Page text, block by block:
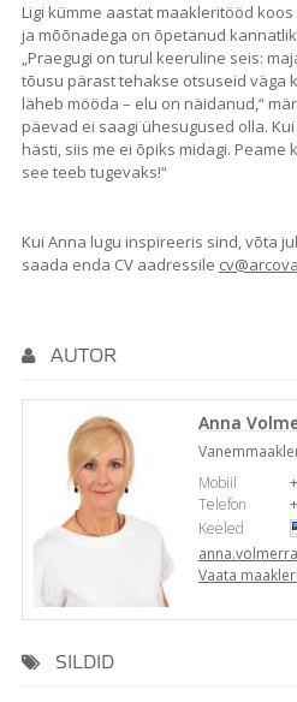
Ligi kümme aastat maakleritööd
ja mõõnadega on õpetanud
„Praegugi on turul keeruline seis:
tõusu pärast tehakse otsuseid väga
läheb mööda – elu on näidanud,“
päevad ei saagi ühesugused olla.
hästi, siis me ei õpiks midagi. Peame
see teeb tugevaks!“
Kui Anna lugu inspireeris sind, võta
saada enda CV aadressile
AUTOR
Anna
Mobiil
Telefon
Keeled
Vaata
SILDID